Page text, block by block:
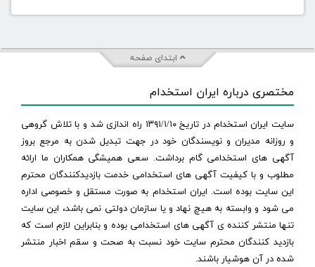
ابتدای صفحه
مختصری درباره ایران استخدام
سایت ایران استخدام در تاریخ ۱۳۹۱/۱/۱۰ راه اندازی شد و با تلاش گروهی
و روزانه مدیران و نویسندگان خود در جهت تبدیل شدن به مرجع بروز
آگهی های استخدامی گام برداشت. سعی همیشگی همکاران ما ارائه
مطلوب و با کیفیت آگهی های استخدامی خدمت بازدیدکنندگان محترم
این سایت بوده است. ایران استخدام به صورت مستقل و خصوصی اداره
می شود و وابسته به هیچ نهاد و یا سازمان دولتی نمی باشد، این سایت
تنها منتشر کننده ی آگهی های استخدامی بوده و بنابراین لازم است که
بازدید کنندگان محترم سایت خود نسبت به صحت و سقم اخبار منتشر
شده در آن هوشیار باشند.